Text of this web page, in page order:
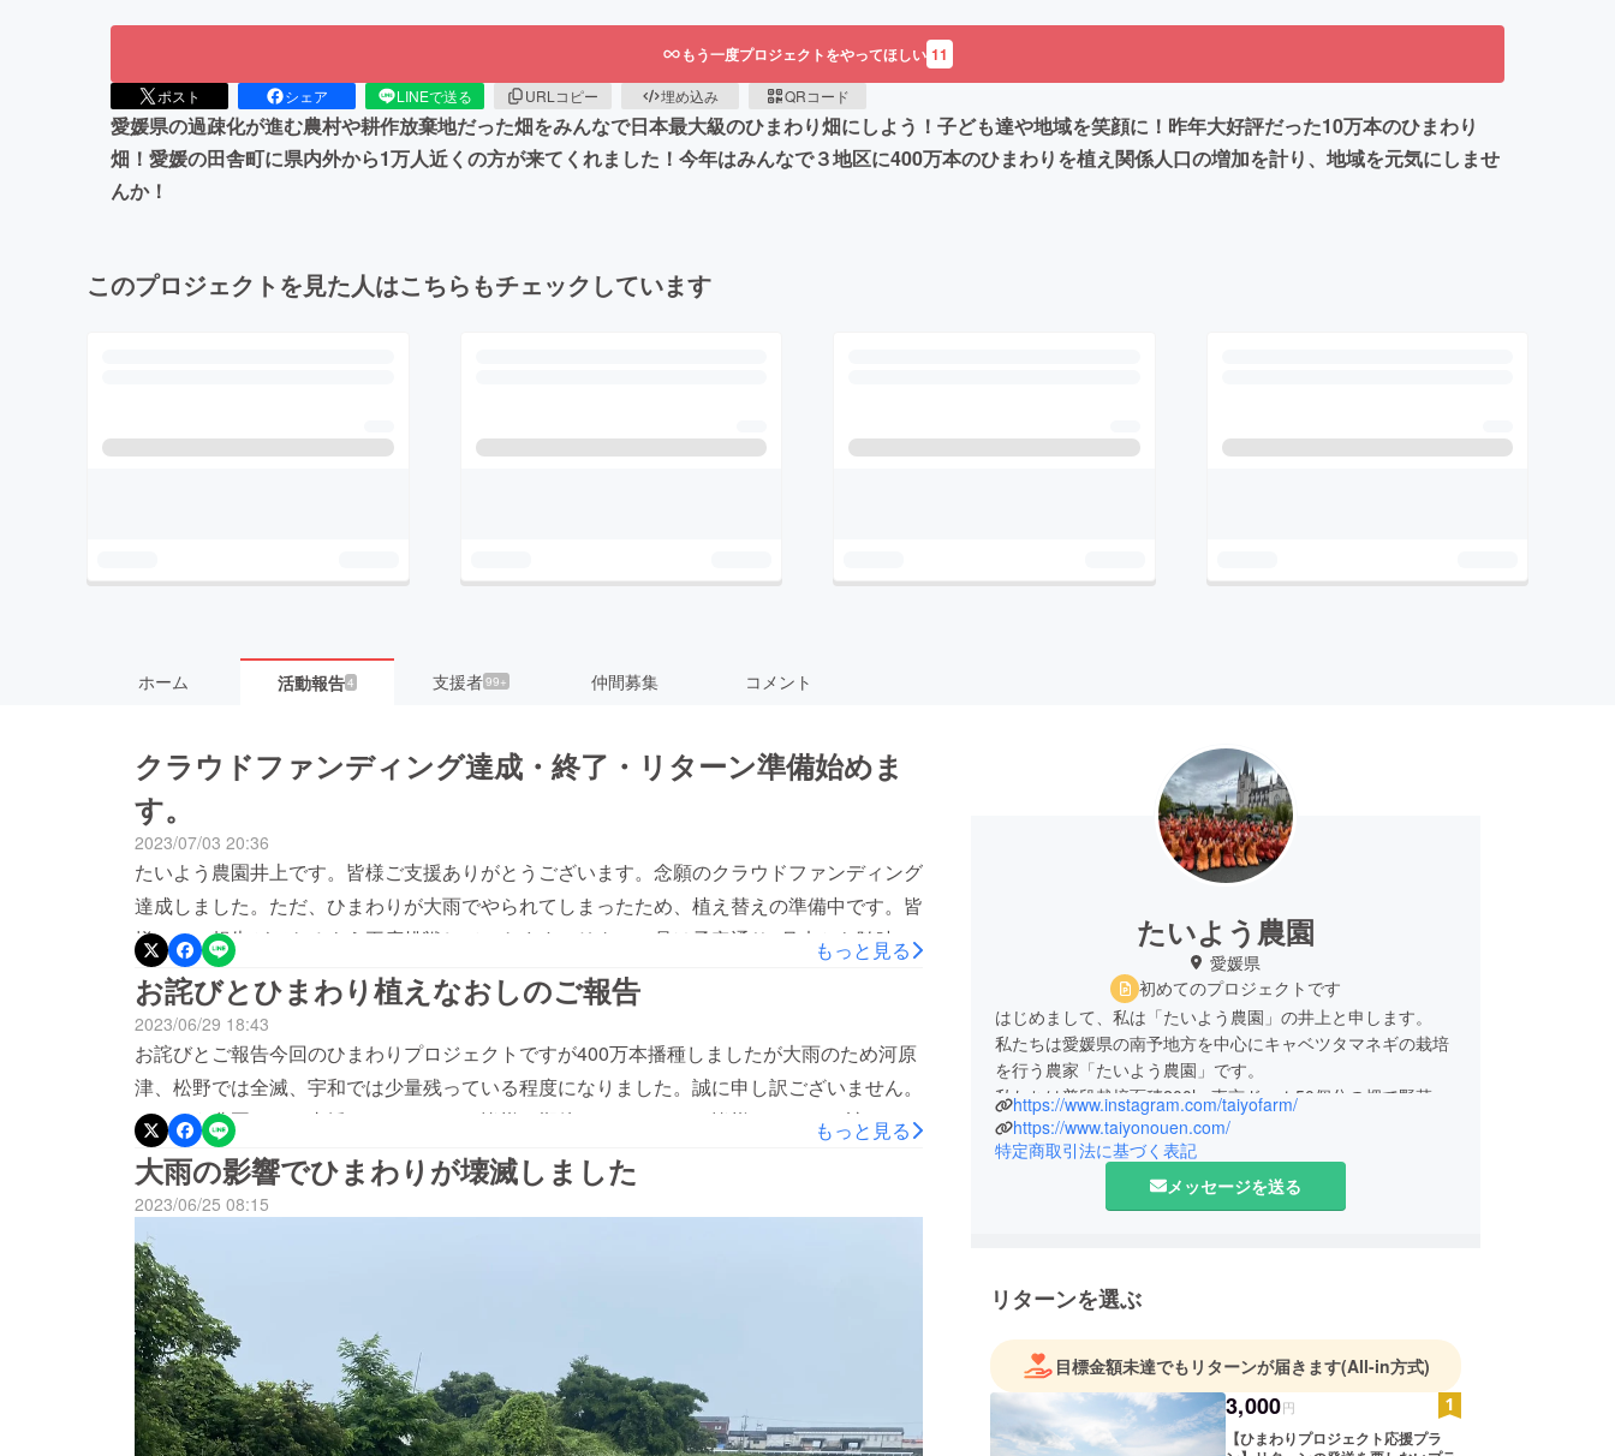
もう一度プロジェクトをやってほしい 11
ポスト シェア LINEで送る URLコピー 埋め込み QRコード
愛媛県の過疎化が進む農村や耕作放棄地だった畑をみんなで日本最大級のひまわり畑にしよう！子ども達や地域を笑顔に！昨年大好評だった10万本のひまわり
畑！愛媛の田舎町に県内外から1万人近くの方が来てくれました！今年はみんなで３地区に400万本のひまわりを植え関係人口の増加を計り、地域を元気にしませ
んか！
このプロジェクトを見た人はこちらもチェックしています
ホーム 活動報告4 支援者99+ 仲間募集 コメント
クラウドファンディング達成・終了・リターン準備始めま
す。
2023/07/03 20:36
たいよう農園井上です。皆様ご支援ありがとうございます。念願のクラウドファンディング
達成しました。ただ、ひまわりが大雨でやられてしまったため、植え替えの準備中です。皆
様へいい報告ができるよう再度挑戦していきます。リターン品は予定通り7月末から随時発
送していきます。日時が近くなったらまた報告します。天候はまだまだ予断を許しませんが
チーム一丸となり様々な課題に挑戦していきます。よろしくお願いします。たいよう農園
井上 ＆ 農家のKT
もっと見る
お詫びとひまわり植えなおしのご報告
2023/06/29 18:43
お詫びとご報告今回のひまわりプロジェクトですが400万本播種しましたが大雨のため河原
津、松野では全滅、宇和では少量残っている程度になりました。誠に申し訳ございません。
たいよう農園として支援していただいた皆様、期待してもらってた皆様のためにも諦めたく
ありません。西条と松野に再度雨対策をしてひまわり栽培に挑戦します！今後のスケジュー
ル西予市宇和町少量ですが咲いています。開花時期7/15〜25日ごろ予想北宇和郡松野町・
西条市河原津 10haずつ7/20ごろに植え直し予定 9/20〜30ごろ開花予定となっていま
す。たいよう農園
もっと見る
大雨の影響でひまわりが壊滅しました
2023/06/25 08:15
たいよう農園
愛媛県
初めてのプロジェクトです
はじめまして、私は「たいよう農園」の井上と申します。
私たちは愛媛県の南予地方を中心にキャベツタマネギの栽培
を行う農家「たいよう農園」です。
私たちは普段栽培面積200ha東京ドーム50個分の畑で野菜栽
培を行っております。 「国を耕す会社です」 この私たち
のアイデンティティーを掲げ弊社のDNAをご紹介します。
目的は農業の未来を創る事です。壮大なゴールを掲げ、農地
の集約、大規模化、6次産業化を融合させた農業のビジネス
合言葉である、「それは世界に通用しますか？」という質
ています。5年間で50名を超える新卒を採用しました。農業
の未来に大きな影響を予感させる成長（リーダーシップ）
が、見え隠れしており楽しみです。 私たちの追い求める未
来が、どんな姿をしているかは時代の描写に任せたとして、
https://www.instagram.com/taiyofarm/
https://www.taiyonouen.com/
特定商取引法に基づく表記
メッセージを送る
リターンを選ぶ
目標金額未達でもリターンが届きます(All-in方式)
3,000円
【ひまわりプロジェクト応援プラ